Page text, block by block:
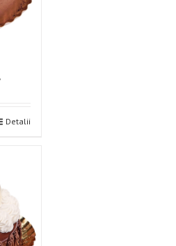
Detalii